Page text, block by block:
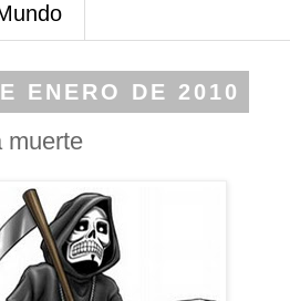
ENERO DE 2010
muerte